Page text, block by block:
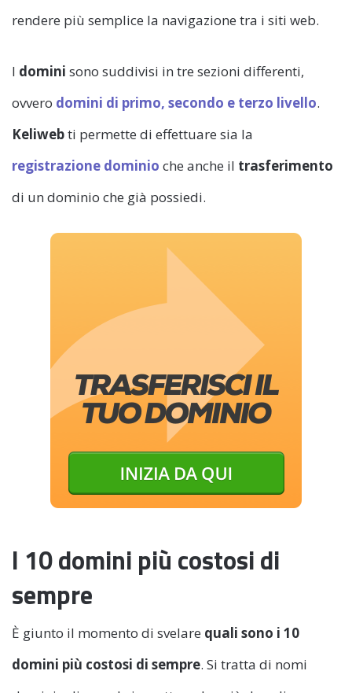
rendere più semplice la navigazione tra i siti web.
I domini sono suddivisi in tre sezioni differenti,
ovvero domini di primo, secondo e terzo livello.
Keliwebti permette di effettuare sia la
registrazione dominio che anche il trasferimento
di un dominio che già possiedi.
I 10 domini più costosi di
sempre
È giunto il momento di svelare quali sono i 10
domini più costosi di sempre. Si tratta di nomi